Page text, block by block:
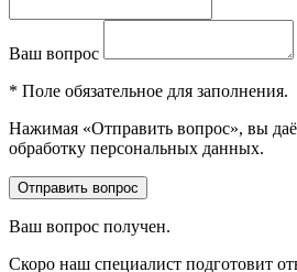
Ваш вопрос
* Поле обязательное для заполнения.
Нажимая «Отправить вопрос», вы
обработку персональных данных.
Ваш вопрос получен.
Скоро наш специалист подготовит